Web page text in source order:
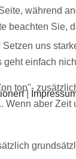
uns
geht einfach
top"-
aber
während
|